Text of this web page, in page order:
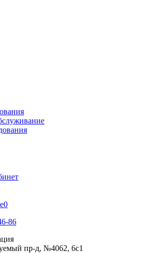
0
86
пр-д, №4062, 6с1